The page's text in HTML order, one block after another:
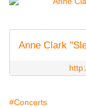
#Concerts